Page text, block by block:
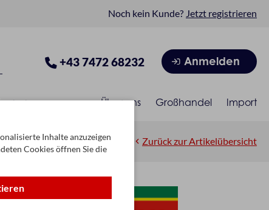
Noch kein Kunde? Jetzt registrieren
+43 7472 68232 Anmelden
Über uns Großhandel Import
Zurück zur Artikelübersicht
Inhalte anzuzeigen
Cookies öffnen Sie die